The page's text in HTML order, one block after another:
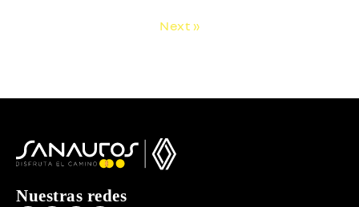
Next »
Nuestras redes